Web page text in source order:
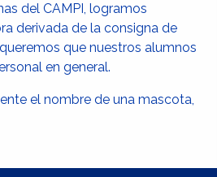
del CAMPI, logramos
derivada de la consigna de
que nuestros alumnos
en general.
el nombre de una mascota,